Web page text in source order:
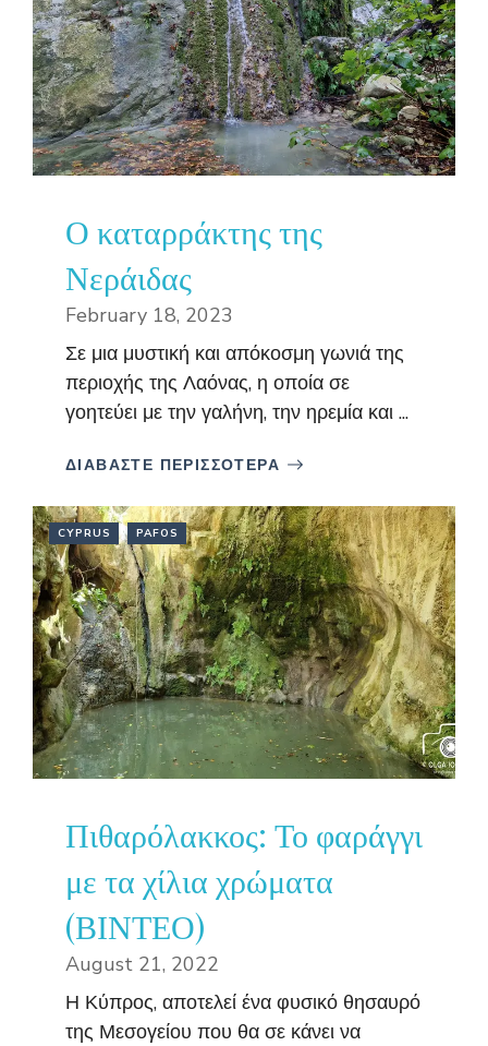
Ο καταρράκτης της
Νεράιδας
February 18, 2023
Σε μια μυστική και απόκοσμη γωνιά της
περιοχής της Λαόνας, η οποία σε
γοητεύει με την γαλήνη, την ηρεμία και ...
ΔΙΑΒΑΣΤΕ ΠΕΡΙΣΣΟΤΕΡΑ
CYPRUS PAFOS
Πιθαρόλακκος: Το φαράγγι
με τα χίλια χρώματα
(ΒΙΝΤΕΟ)
August 21, 2022
Η Κύπρος, αποτελεί ένα φυσικό θησαυρό
της Μεσογείου που θα σε κάνει να